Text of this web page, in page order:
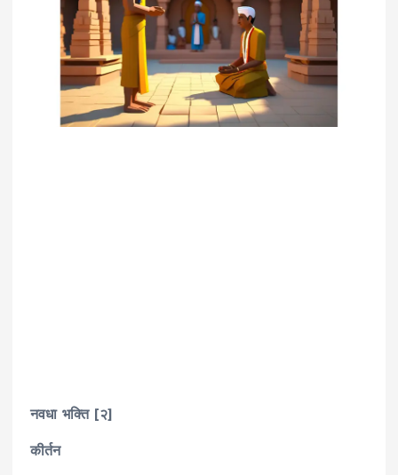
नवधा भक्ति [२]
कीर्तन